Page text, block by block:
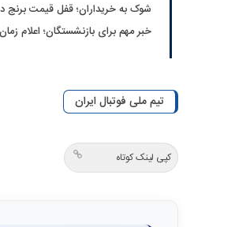
شوک به خریداران؛ قفل قیمت برنج در کانال ۵۵۰
خبر مهم برای بازنشستگان؛ اعلام
تیم ملی فوتبال ایران
کپی لینک کوتاه